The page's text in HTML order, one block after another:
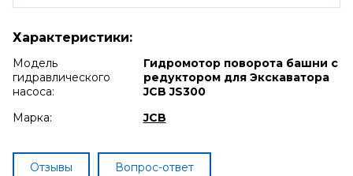
Характеристики:
Модель
гидравлического
насоса:
Гидромотор поворота башни с
редуктором для Экскаватора
JCB JS300
Марка:
JCB
Отзывы Вопрос-ответ